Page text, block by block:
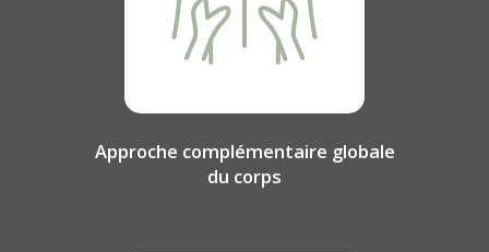
Approche complémentaire globale
du corps